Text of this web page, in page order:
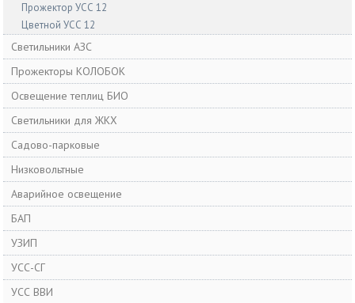
Прожектор УСС 12
Цветной УСС 12
Светильники АЗС
Прожекторы КОЛОБОК
Освещение теплиц БИО
Светильники для ЖКХ
Садово-парковые
Низковольтные
Аварийное освещение
БАП
УЗИП
УСС-СГ
УСС ВВИ